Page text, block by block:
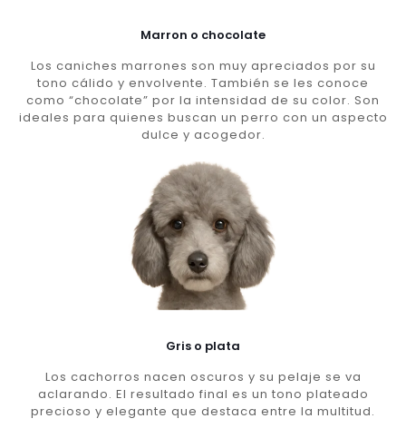
Marron o chocolate
Los caniches marrones son muy apreciados por su
tono cálido y envolvente. También se les conoce
como “chocolate” por la intensidad de su color. Son
ideales para quienes buscan un perro con un aspecto
dulce y acogedor.
Gris o plata
Los cachorros nacen oscuros y su pelaje se va
aclarando. El resultado final es un tono plateado
precioso y elegante que destaca entre la multitud.